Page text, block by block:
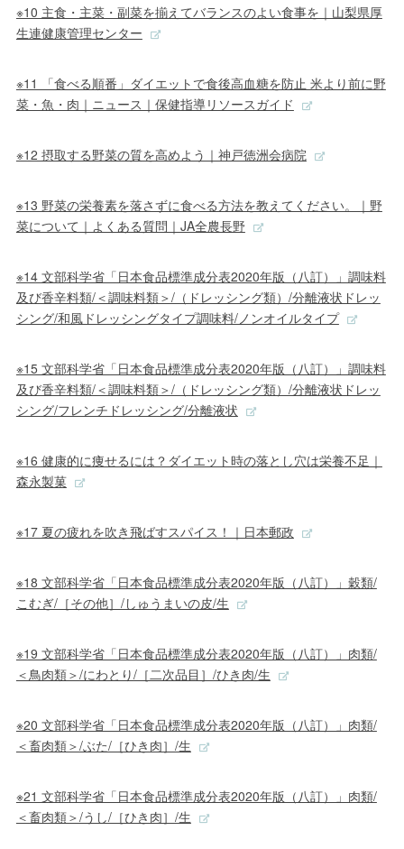
※10 主食・主菜・副菜を揃えてバランスのよい食事を｜山梨県厚
生連健康管理センター
※11 「食べる順番」ダイエットで食後高血糖を防止 米より前に野
菜・魚・肉｜ニュース｜保健指導リソースガイド
※12 摂取する野菜の質を高めよう｜神戸徳洲会病院
※13 野菜の栄養素を落さずに食べる方法を教えてください。｜野
菜について｜よくある質問｜JA全農長野
※14 文部科学省「日本食品標準成分表2020年版（八訂）」調味料
及び香辛料類/＜調味料類＞/（ドレッシング類）/分離液状ドレッ
シング/和風ドレッシングタイプ調味料/ノンオイルタイプ
※15 文部科学省「日本食品標準成分表2020年版（八訂）」調味料
及び香辛料類/＜調味料類＞/（ドレッシング類）/分離液状ドレッ
シング/フレンチドレッシング/分離液状
※16 健康的に痩せるには？ダイエット時の落とし穴は栄養不足｜
森永製菓
※17 夏の疲れを吹き飛ばすスパイス！｜日本郵政
※18 文部科学省「日本食品標準成分表2020年版（八訂）」穀類/
こむぎ/［その他］/しゅうまいの皮/生
※19 文部科学省「日本食品標準成分表2020年版（八訂）」肉類/
＜鳥肉類＞/にわとり/［二次品目］/ひき肉/生
※20 文部科学省「日本食品標準成分表2020年版（八訂）」肉類/
＜畜肉類＞/ぶた/［ひき肉］/生
※21 文部科学省「日本食品標準成分表2020年版（八訂）」肉類/
＜畜肉類＞/うし/［ひき肉］/生